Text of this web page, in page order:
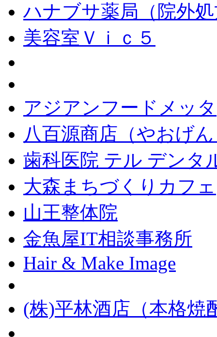
ハナブサ薬局（院外
美容室Ｖｉｃ５
アジアンフードメッタ
八百源商店（やおげ
歯科医院 テル デンタ
大森まちづくりカフェ
山王整体院
金魚屋IT相談事務所
Hair & Make Image
(株)平林酒店（本格焼